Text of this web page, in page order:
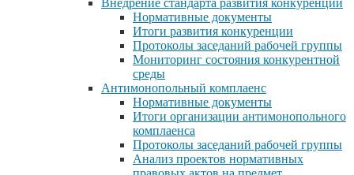
Нормативные документы
Итоги развития конкуренции
Протоколы заседаний рабочей группы
Мониторинг состояния конкурентной
среды
Антимонопольный комплаенс
Нормативные документы
Итоги организации антимонопольного
комплаенса
Протоколы заседаний рабочей группы
Анализ проектов нормативных